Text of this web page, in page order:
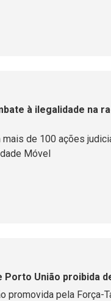
à ilegalidade na
mais de 100 ações
Móvel
Porto União proibida
promovida pela Força-